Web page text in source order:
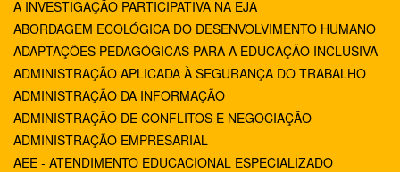
A INVESTIGAÇÃO PARTICIPATIVA NA EJA
ABORDAGEM ECOLÓGICA DO DESENVOLVIMENTO HUMANO
ADAPTAÇÕES PEDAGÓGICAS PARA A EDUCAÇÃO INCLUSIVA
ADMINISTRAÇÃO APLICADA À SEGURANÇA DO TRABALHO
ADMINISTRAÇÃO DA INFORMAÇÃO
ADMINISTRAÇÃO DE CONFLITOS E NEGOCIAÇÃO
ADMINISTRAÇÃO EMPRESARIAL
AEE - ATENDIMENTO EDUCACIONAL ESPECIALIZADO